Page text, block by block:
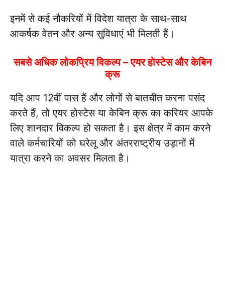
इनमें से कई नौकरियों में विदेश यात्रा के साथ-साथ
आकर्षक वेतन और अन्य सुविधाएं भी मिलती हैं।
सबसे अधिक लोकप्रिय विकल्प – एयर होस्टेस और केबिन
क्रू
यदि आप 12वीं पास हैं और लोगों से बातचीत करना पसंद
करते हैं, तो एयर होस्टेस या केबिन क्रू का करियर आपके
लिए शानदार विकल्प हो सकता है। इस क्षेत्र में काम करने
वाले कर्मचारियों को घरेलू और अंतरराष्ट्रीय उड़ानों में
यात्रा करने का अवसर मिलता है।